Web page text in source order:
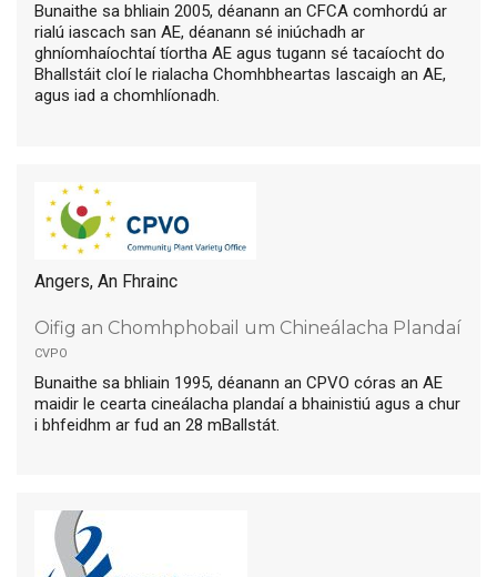
Bunaithe sa bhliain 2005, déanann an CFCA comhordú ar
rialú iascach san AE, déanann sé iniúchadh ar
ghníomhaíochtaí tíortha AE agus tugann sé tacaíocht do
Bhallstáit cloí le rialacha Chomhbheartas Iascaigh an AE,
agus iad a chomhlíonadh.
Angers, An Fhrainc
Oifig an Chomhphobail um Chineálacha Plandaí
cvpo
Bunaithe sa bhliain 1995, déanann an CPVO córas an AE
maidir le cearta cineálacha plandaí a bhainistiú agus a chur
i bhfeidhm ar fud an 28 mBallstát.